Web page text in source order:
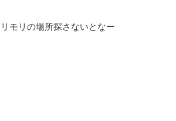
モリの場所探さないとなー